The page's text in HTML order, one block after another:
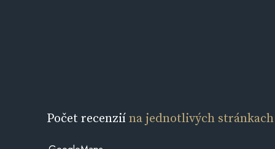
Počet recenziína jednotlivých stránkach